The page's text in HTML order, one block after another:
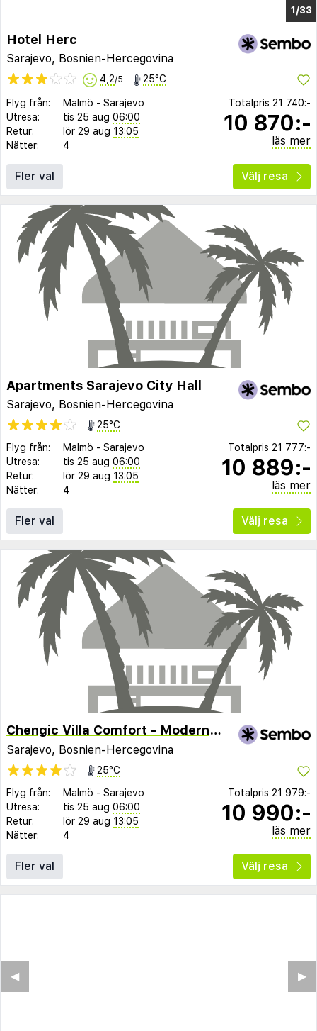
1/29
Hotel Herc
Sarajevo, Bosnien-Hercegovina
4,2/5 25°C
Flyg från: Malmö - Sarajevo
Utresa:
tis 25 aug 06:00
Retur:
lör 29 aug 13:05
Nätter:
4
Totalpris 21 740:-
10 870:-
läs mer
Fler val Välj resa
Apartments Sarajevo City Hall
Sarajevo, Bosnien-Hercegovina
25°C
Flyg från:
Malmö - Sarajevo
Utresa:
tis 25 aug 06:00
Retur:
lör 29 aug 13:05
Nätter:
4
Totalpris 21 777:-
10 889:-
läs mer
Fler val Välj resa
Chengic Villa Comfort - Modern 2-Bedroom
Sarajevo, Bosnien-Hercegovina
25°C
Flyg från:
Malmö - Sarajevo
Utresa:
tis 25 aug 06:00
Retur:
lör 29 aug 13:05
Nätter:
4
Totalpris 21 979:-
10 990:-
läs mer
Fler val Välj resa
▶︎
◀︎